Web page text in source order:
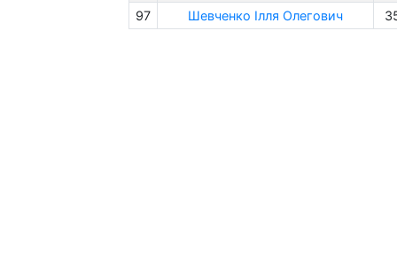
97
Шевченко Ілля Олегович